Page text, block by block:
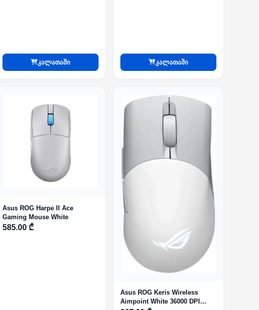
კალათაში კალათაში
Asus ROG Harpe II Ace
Gaming Mouse White
585.00 ₾
Asus ROG Keris Wireless
Aimpoint White 36000 DPI